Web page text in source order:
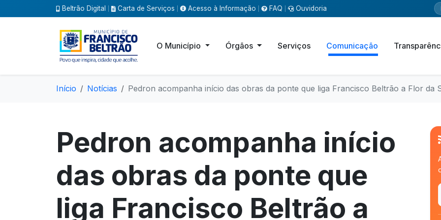
Beltrão Digital Carta de Serviços Acesso à Informação FAQ Ouvidoria
O Município Órgãos Serviços Comunicação
Início Notícias Pedron acompanha início das obras da ponte que liga Francisco Beltrão a Flor da
Pedron acompanha início
das obras da ponte que
liga Francisco Beltrão a